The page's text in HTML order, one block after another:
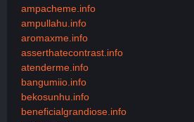
ampacheme.info
ampullahu.info
aromaxme.info
asserthatecontrast.info
atenderme.info
bangumiio.info
bekosunhu.info
beneficialgrandiose.info